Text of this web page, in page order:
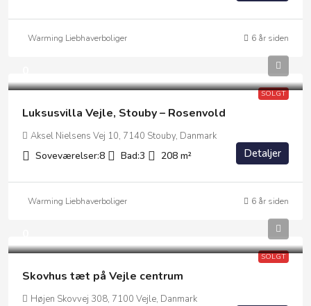
Warming Liebhaverboliger 6 år siden
SOLGT
Luksusvilla Vejle, Stouby – Rosenvold
Aksel Nielsens Vej 10, 7140 Stouby, Danmark
Soveværelser:8 Bad:3 208 m² Detaljer
Warming Liebhaverboliger 6 år siden
SOLGT
Skovhus tæt på Vejle centrum
Højen Skovvej 308, 7100 Vejle, Danmark